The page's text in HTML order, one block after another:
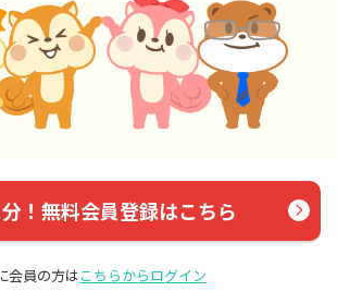
！無料会員登録はこちら
会員の方はこちらからログイン